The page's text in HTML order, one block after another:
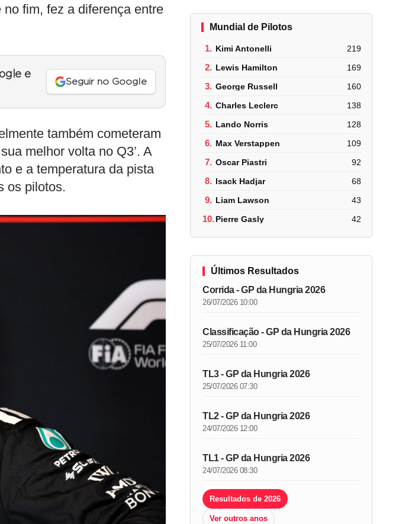
fim, fez a diferença entre
e
Seguir no Google
também cometeram
melhor volta no Q3’. A
e a temperatura da pista
os pilotos.
Mundial de Pilotos
1. Kimi Antonelli 219
2. Lewis Hamilton 169
3. George Russell 160
4. Charles Leclerc 138
5. Lando Norris 128
6. Max Verstappen 109
7. Oscar Piastri 92
8. Isack Hadjar 68
9. Liam Lawson 43
10.Pierre Gasly 42
Últimos Resultados
Corrida - GP da Hungria 2026
26/07/2026 10:00
Classificação - GP da Hungria 2026
25/07/2026 11:00
TL3 - GP da Hungria 2026
25/07/2026 07:30
TL2 - GP da Hungria 2026
24/07/2026 12:00
TL1 - GP da Hungria 2026
24/07/2026 08:30
Resultados de 2026
Ver outros anos